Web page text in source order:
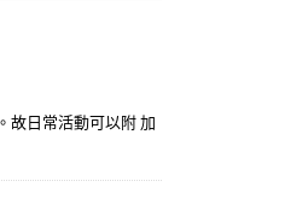
故日常活動可以附 加